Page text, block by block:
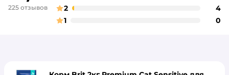
225 отзывов
оценка
2 4
оценка
1 0